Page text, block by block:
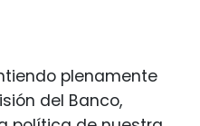
plenamente
del Banco,